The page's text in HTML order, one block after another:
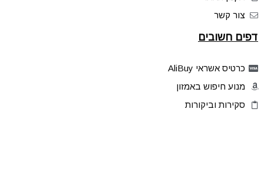
צור קשר
דפים חשובים
כרטיס אשראי AliBuy
מנוע חיפוש באמזון
סקירות וביקורות